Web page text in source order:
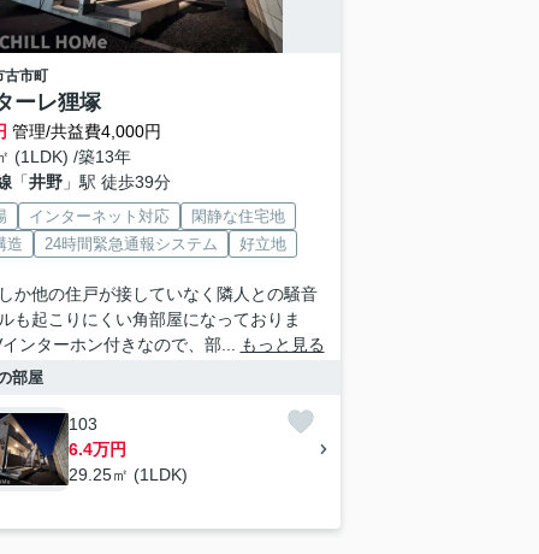
古市町
ーレ狸塚
管理/共益費4,000円
(1LDK) /築13年
「井野」駅 徒歩39分
インターネット対応
閑静な住宅地
造
24時間緊急通報システム 好立地
か他の住戸が接していなく隣人との騒音
も起こりにくい角部屋になっておりま
ンターホン付きなので、部...
もっと見る
部屋
103
6.4万円
29.25㎡ (1LDK)